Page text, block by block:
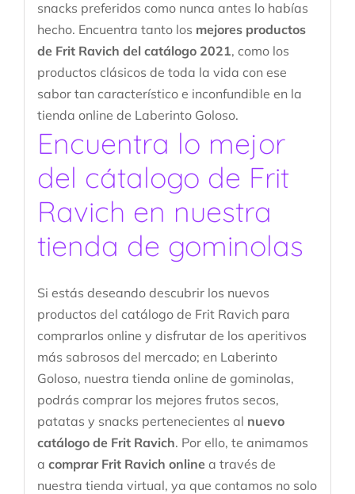
snacks preferidos como nunca antes lo habías
hecho. Encuentra tanto los mejores productos
de Frit Ravich del catálogo 2021, como los
productos clásicos de toda la vida con ese
sabor tan característico e inconfundible en la
tienda online de Laberinto Goloso.
Encuentra lo mejor
del cátalogo de Frit
Ravich en nuestra
tienda de gominolas
Si estás deseando descubrir los nuevos
productos del catálogo de Frit Ravich para
comprarlos online y disfrutar de los aperitivos
más sabrosos del mercado; en Laberinto
Goloso, nuestra tienda online de gominolas,
podrás comprar los mejores frutos secos,
patatas y snacks pertenecientes al nuevo
catálogo de Frit Ravich. Por ello, te animamos
a comprar Frit Ravich online a través de
nuestra tienda virtual, ya que contamos no solo